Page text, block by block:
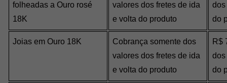
folheadas a Ouro rosé
18K
valores dos fretes de ida
e volta do produto
dos
do
Joias em Ouro 18K
Cobrança somente dos
valores dos fretes de ida
e volta do produto
R$
dos
do